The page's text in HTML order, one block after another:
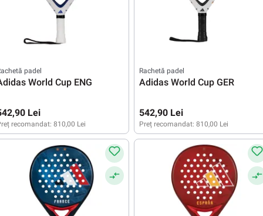
padel
World Cup ENG
Lei
recomandat: 810,00 Lei
Rachetă padel
Adidas World Cup GER
542,90 Lei
Preț recomandat: 810,00 Lei